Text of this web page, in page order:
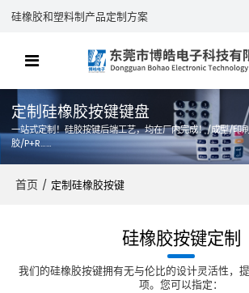
硅橡胶和塑料制产品定制方案
定制硅橡胶按键键盘
一站式定制！硅胶按键后端工艺，均在厂内完成！/成型/
胶/P+R……
首页 / 定制硅橡胶按键
硅橡胶按键定制
我们的硅橡胶按键拥有无与伦比的设计灵活性，
项。您可以指定：